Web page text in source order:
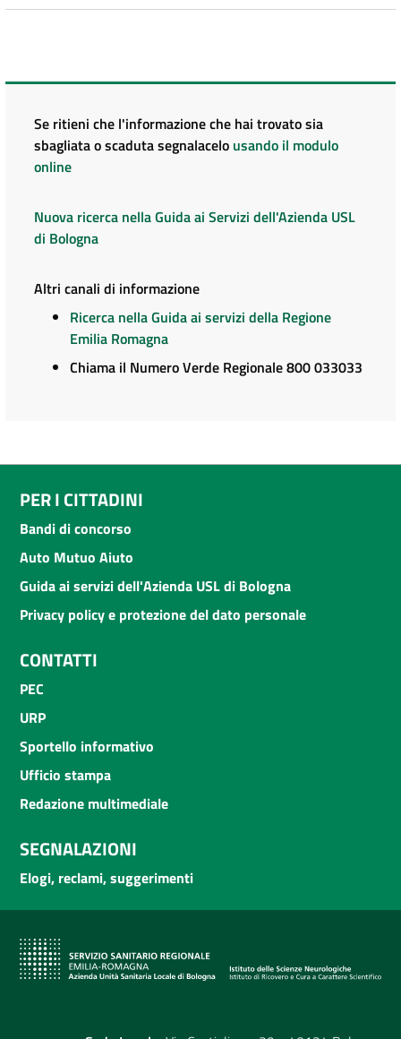
Se ritieni che l'informazione che hai trovato sia
sbagliata o scaduta segnalacelo usando il modulo
online
Nuova ricerca nella Guida ai Servizi dell'Azienda USL
di Bologna
Altri canali di informazione
Ricerca nella Guida ai servizi della Regione
Emilia Romagna
Chiama il Numero Verde Regionale 800 033033
PER I CITTADINI
Bandi di concorso
Auto Mutuo Aiuto
Guida ai servizi dell'Azienda USL di Bologna
Privacy policy e protezione del dato personale
CONTATTI
PEC
URP
Sportello informativo
Ufficio stampa
Redazione multimediale
SEGNALAZIONI
Elogi, reclami, suggerimenti